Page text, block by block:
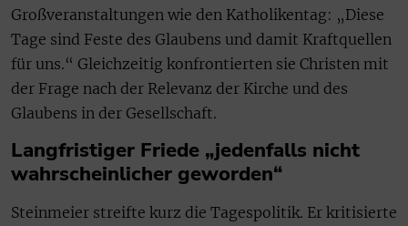
Großveranstaltungen wie den Katholikentag: „Diese
Tage sind Feste des Glaubens und damit Kraftquellen
für uns.“ Gleichzeitig konfrontierten sie Christen mit
der Frage nach der Relevanz der Kirche und des
Glaubens in der Gesellschaft.
Langfristiger Friede „jedenfalls nicht
wahrscheinlicher geworden“
Steinmeier streifte kurz die Tagespolitik. Er kritisierte